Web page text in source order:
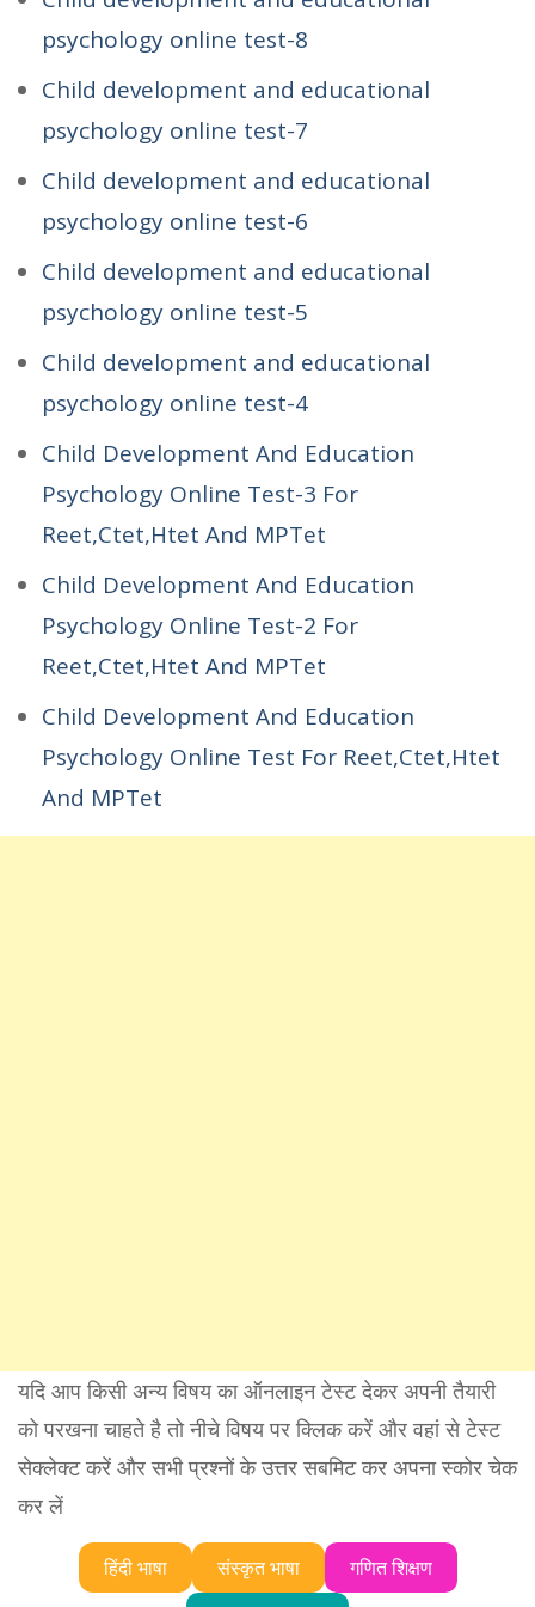
psychology online test-8
Child development and educational
psychology online test-7
Child development and educational
psychology online test-6
Child development and educational
psychology online test-5
Child development and educational
psychology online test-4
Child Development And Education
Psychology Online Test-3 For
Reet,Ctet,Htet And MPTet
Child Development And Education
Psychology Online Test-2 For
Reet,Ctet,Htet And MPTet
Child Development And Education
Psychology Online Test For Reet,Ctet,Htet
And MPTet
यदि आप किसी अन्य विषय का ऑनलाइन टेस्ट देकर अपनी तैयारी
को परखना चाहते है तो नीचे विषय पर क्लिक करें और वहां से टेस्ट
सेक्लेक्ट करें और सभी प्रश्नों के उत्तर सबमिट कर अपना स्कोर चेक
कर लें
हिंदी भाषा संस्कृत भाषा
गणित शिक्षण